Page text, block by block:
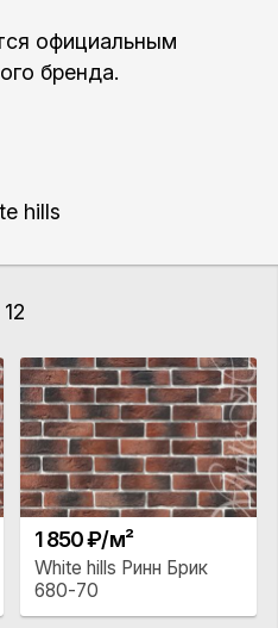
официальным
бренда.
hills
12
1 850 ₽/м²
White hills Ринн Брик
680-70